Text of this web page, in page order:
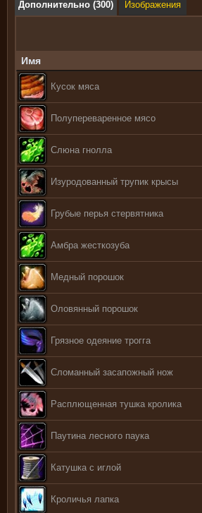
Дополнительно (300) Изображения
Имя
Кусок мяса
Полупереваренное мясо
Слюна гнолла
Изуродованный трупик крысы
Грубые перья стервятника
Амбра жесткозуба
Медный порошок
Оловянный порошок
Грязное одеяние трогга
Сломанный засапожный нож
Расплющенная тушка кролика
Паутина лесного паука
Катушка с иглой
Кроличья лапка